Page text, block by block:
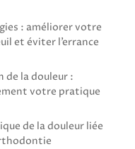
: améliorer votre
et éviter l’errance
la douleur :
votre pratique
de la douleur liée